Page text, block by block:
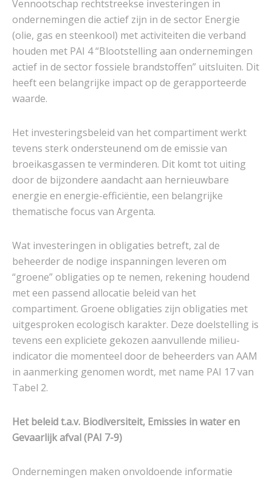
Vennootschap rechtstreekse investeringen in
ondernemingen die actief zijn in de sector Energie
(olie, gas en steenkool) met activiteiten die verband
houden met PAI 4 “Blootstelling aan ondernemingen
actief in de sector fossiele brandstoffen” uitsluiten. Dit
heeft een belangrijke impact op de gerapporteerde
waarde.
Het investeringsbeleid van het compartiment werkt
tevens sterk ondersteunend om de emissie van
broeikasgassen te verminderen. Dit komt tot uiting
door de bijzondere aandacht aan hernieuwbare
energie en energie-efficiëntie, een belangrijke
thematische focus van Argenta.
Wat investeringen in obligaties betreft, zal de
beheerder de nodige inspanningen leveren om
“groene” obligaties op te nemen, rekening houdend
met een passend allocatie beleid van het
compartiment. Groene obligaties zijn obligaties met
uitgesproken ecologisch karakter. Deze doelstelling is
tevens een expliciete gekozen aanvullende milieu-
indicator die momenteel door de beheerders van AAM
in aanmerking genomen wordt, met name PAI 17 van
Tabel 2.
Het beleid t.a.v. Biodiversiteit, Emissies in water en
Gevaarlijk afval (PAI 7-9)
Ondernemingen maken onvoldoende informatie